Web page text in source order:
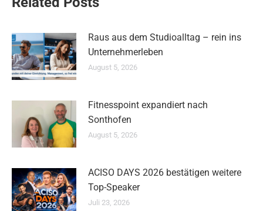
Raus aus dem Studioalltag – rein ins
Unternehmerleben
August 5, 2026
Fitnesspoint expandiert nach
Sonthofen
August 5, 2026
ACISO DAYS 2026 bestätigen weitere
Top-Speaker
Juli 23, 2026